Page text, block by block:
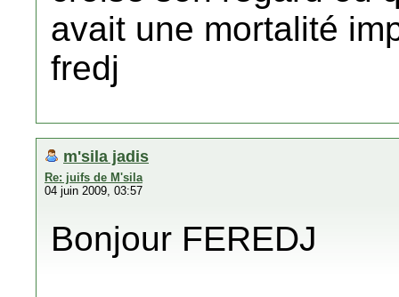
avait une mortalité
fredj
m'sila jadis
Re: juifs de M'sila
04 juin 2009, 03:57
Bonjour FEREDJ